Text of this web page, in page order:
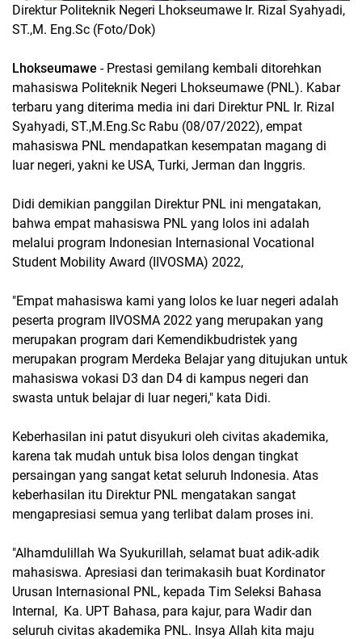
Direktur Politeknik Negeri Lhokseumawe Ir. Rizal Syahyadi,
ST.,M. Eng.Sc (Foto/Dok)
Lhokseumawe - Prestasi gemilang kembali ditorehkan
mahasiswa Politeknik Negeri Lhokseumawe (PNL). Kabar
terbaru yang diterima media ini dari Direktur PNL Ir. Rizal
Syahyadi, ST.,M.Eng.Sc Rabu (08/07/2022), empat
mahasiswa PNL mendapatkan kesempatan magang di
luar negeri, yakni ke USA, Turki, Jerman dan Inggris.
Didi demikian panggilan Direktur PNL ini mengatakan,
bahwa empat mahasiswa PNL yang lolos ini adalah
melalui program Indonesian Internasional Vocational
Student Mobility Award (IIVOSMA) 2022,
"Empat mahasiswa kami yang lolos ke luar negeri adalah
peserta program IIVOSMA 2022 yang merupakan yang
merupakan program dari Kemendikbudristek yang
merupakan program Merdeka Belajar yang ditujukan untuk
mahasiswa vokasi D3 dan D4 di kampus negeri dan
swasta untuk belajar di luar negeri," kata Didi.
Keberhasilan ini patut disyukuri oleh civitas akademika,
karena tak mudah untuk bisa lolos dengan tingkat
persaingan yang sangat ketat seluruh Indonesia. Atas
keberhasilan itu Direktur PNL mengatakan sangat
mengapresiasi semua yang terlibat dalam proses ini.
"Alhamdulillah Wa Syukurillah, selamat buat adik-adik
mahasiswa. Apresiasi dan terimakasih buat Kordinator
Urusan Internasional PNL, kepada Tim Seleksi Bahasa
Internal, Ka. UPT Bahasa, para kajur, para Wadir dan
seluruh civitas akademika PNL. Insya Allah kita maju